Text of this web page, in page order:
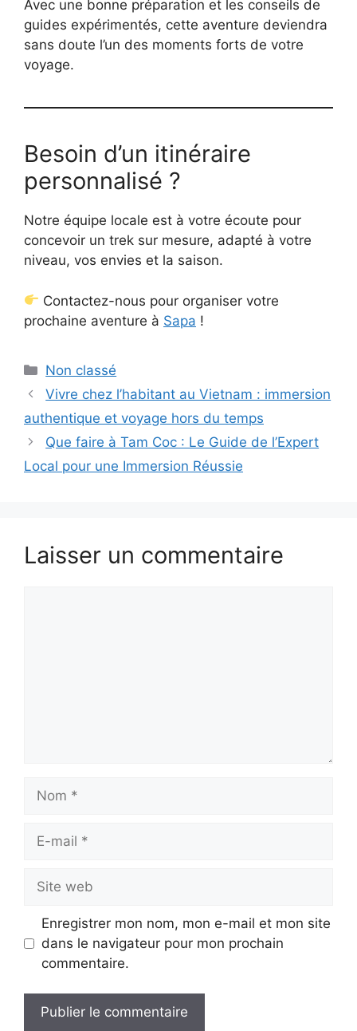
Avec une bonne préparation et les conseils de
guides expérimentés, cette aventure deviendra
sans doute l’un des moments forts de votre
voyage.
Besoin d’un itinéraire
personnalisé ?
Notre équipe locale est à votre écoute pour
concevoir un trek sur mesure, adapté à votre
niveau, vos envies et la saison.
Contactez-nous pour organiser votre
prochaine aventure à Sapa !
Catégories
Non classé
Vivre chez l’habitant au Vietnam : immersion
authentique et voyage hors du temps
Que faire à Tam Coc : Le Guide de l’Expert
Local pour une Immersion Réussie
Laisser un commentaire
mail
web
Enregistrer mon nom, mon e-mail et mon site
dans le navigateur pour mon prochain
commentaire.